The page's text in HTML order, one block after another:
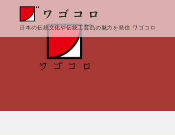
日本の伝統文化や伝統工芸品の魅力を発信 ワゴコロ